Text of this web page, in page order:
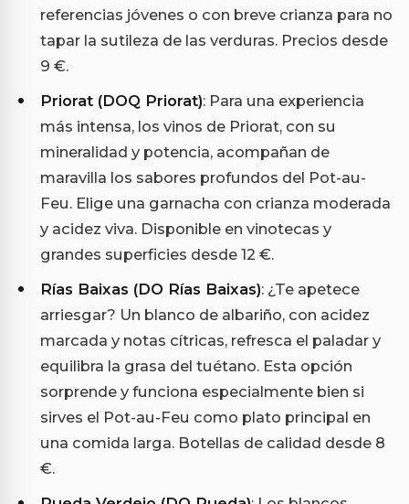
referencias jóvenes o con breve crianza para no
tapar la sutileza de las verduras. Precios desde
9 €.
Priorat (DOQ Priorat): Para una experiencia
más intensa, los vinos de Priorat, con su
mineralidad y potencia, acompañan de
maravilla los sabores profundos del Pot-au-
Feu. Elige una garnacha con crianza moderada
y acidez viva. Disponible en vinotecas y
grandes superficies desde 12 €.
Rías Baixas (DO Rías Baixas): ¿Te apetece
arriesgar? Un blanco de albariño, con acidez
marcada y notas cítricas, refresca el paladar y
equilibra la grasa del tuétano. Esta opción
sorprende y funciona especialmente bien si
sirves el Pot-au-Feu como plato principal en
una comida larga. Botellas de calidad desde 8
€.